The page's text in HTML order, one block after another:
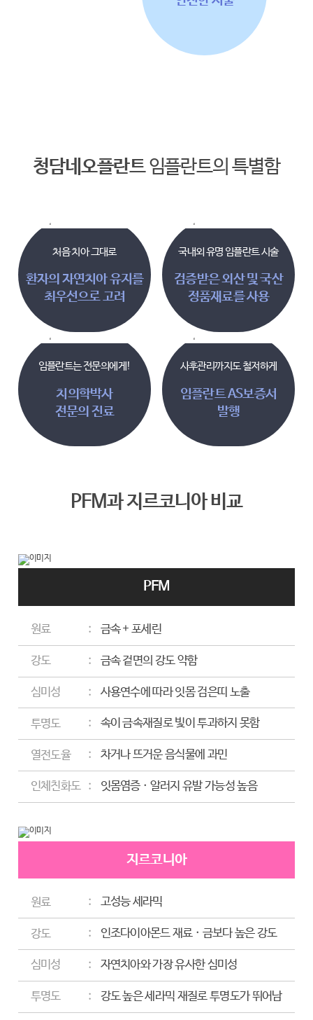
청담네오플란트임플란트의 특별함
처음 치아 그대로
환자의 자연치아 유지를
최우선으로 고려
국내외 유명 임플란트 시술
검증받은 외산 및 국산
정품재료를 사용
임플란트는 전문의에게!
치의학박사
전문의 진료
사후관리까지도 철저하게
임플란트 AS보증서
발행
PFM과 지르코니아 비교
PFM
원료 금속 + 포세린
강도 금속 겉면의 강도 약함
심미성 사용연수에 따라 잇몸 검은띠 노출
투명도 속이 금속재질로 빛이 투과하지 못함
열전도율 차거나 뜨거운 음식물에 과민
인체친화도 잇몸염증 · 알러지 유발 가능성 높음
지르코니아
원료 고성능 세라믹
강도 인조다이아몬드 재료 · 금보다 높은 강도
심미성 자연치아와 가장 유사한 심미성
투명도 강도 높은 세라믹 재질로 투명도가 뛰어남